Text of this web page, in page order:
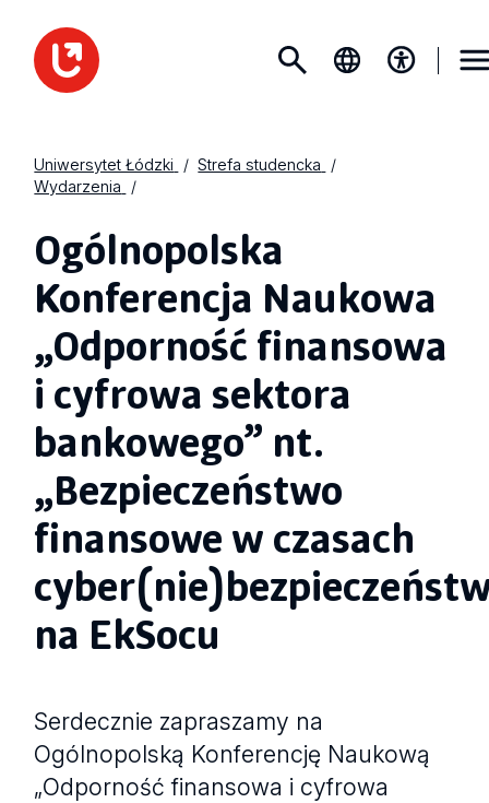
Uniwersytet Łódzki
Strefa studencka
Wydarzenia
Ogólnopolska
Konferencja Naukowa
„Odporność finansowa
i cyfrowa sektora
bankowego” nt.
„Bezpieczeństwo
finansowe w czasach
na EkSocu
Serdecznie zapraszamy na
Ogólnopolską Konferencję Naukową
„Odporność finansowa i cyfrowa